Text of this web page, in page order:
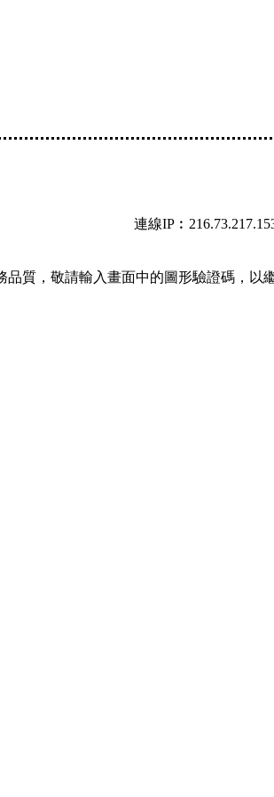
連線
質，敬請輸入畫面中的圖形驗證碼，以